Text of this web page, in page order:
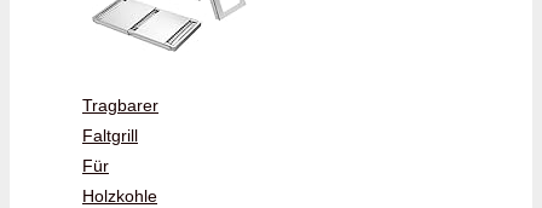
Tragbarer
Faltgrill
Für
Holzkohle